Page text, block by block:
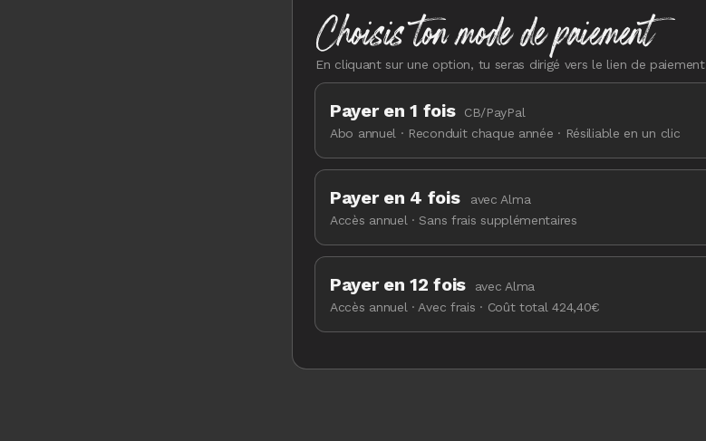
Choisis ton mode de paiement
En cliquant sur une option, tu seras dirigé vers le lien de paiement
Payer en 1 foisCB/PayPal
Abo annuel · Reconduit chaque année · Résiliable en un clic
Payer en 4 fois
avec Alma
Accès annuel · Sans frais supplémentaires
Payer en 12 fois avec Alma
Accès annuel · Avec frais · Coût total 424,40€